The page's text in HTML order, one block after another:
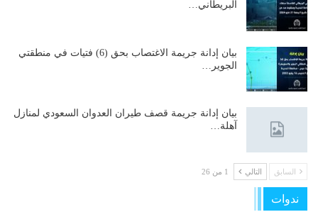
البريطاني…
بيان إدانة جريمة الاغتصاب بحق (6) فتيات في منطقتي
الجوير…
بيان إدانة جريمة قصف طيران العدوان السعودي لمنازل
آهلة…
السابق التالي 1 من 26
ندوات